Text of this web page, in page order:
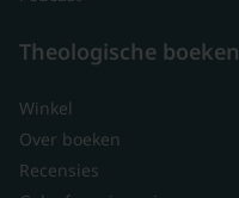
Theologische boeken
Winkel
Over boeken
Recensies